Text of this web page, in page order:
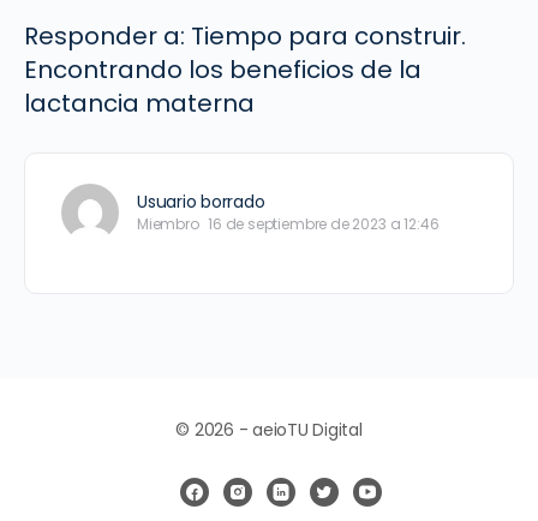
Responder a: Tiempo para construir.
Encontrando los beneficios de la
lactancia materna
Usuario borrado
Miembro 16 de septiembre de 2023 a 12:46
© 2026 - aeioTU Digital